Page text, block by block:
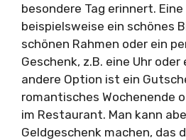
besondere Tag erinnert.
beispielsweise ein schönes
schönen Rahmen oder ein
Geschenk, z.B. eine Uhr
andere Option ist ein
romantisches Wochenende
im Restaurant. Man kann
Geldgeschenk machen, das